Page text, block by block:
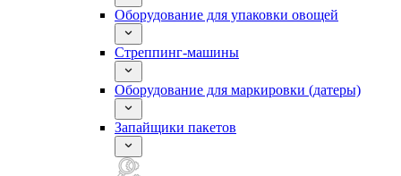
Оборудование для упаковки овощей
Стреппинг-машины
Оборудование для маркировки (датеры)
Запайщики пакетов